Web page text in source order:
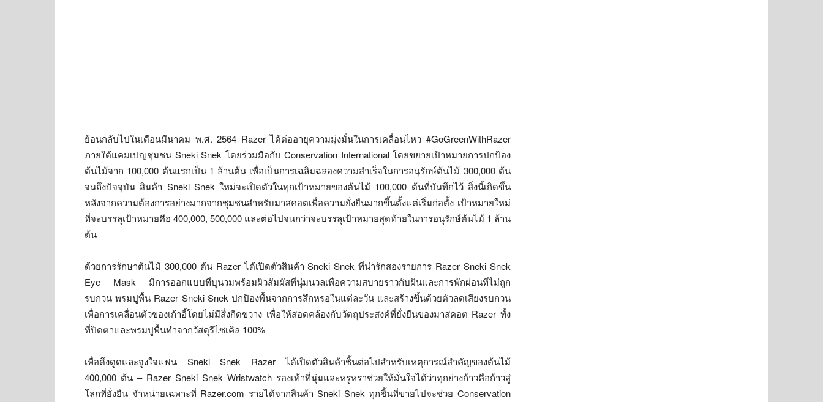
ย้อนกลับไปในเดือนมีนาคม พ.ศ. 2564 Razer ได้ต่ออายุความมุ่งมั่นในการเคลื่อนไหว #GoGreenWithRazer
ภายใต้แคมเปญชุมชน Sneki Snek โดยร่วมมือกับ Conservation International โดยขยายเป้าหมายการปกป้อง
ต้นไม้จาก 100,000 ต้นแรกเป็น 1 ล้านต้น เพื่อเป็นการเฉลิมฉลองความสำเร็จในการอนุรักษ์ต้นไม้ 300,000 ต้น
จนถึงปัจจุบัน สินค้า Sneki Snek ใหม่จะเปิดตัวในทุกเป้าหมายของต้นไม้ 100,000 ต้นที่บันทึกไว้ สิ่งนี้เกิดขึ้น
หลังจากความต้องการอย่างมากจากชุมชนสำหรับมาสคอตเพื่อความยั่งยืนมากขึ้นตั้งแต่เริ่มก่อตั้ง เป้าหมายใหม่
ที่จะบรรลุเป้าหมายคือ 400,000, 500,000 และต่อไปจนกว่าจะบรรลุเป้าหมายสุดท้ายในการอนุรักษ์ต้นไม้ 1 ล้าน
ต้น
ด้วยการรักษาต้นไม้ 300,000 ต้น Razer ได้เปิดตัวสินค้า Sneki Snek ที่น่ารักสองรายการ Razer Sneki Snek
Eye Mask มีการออกแบบที่บุนวมพร้อมผิวสัมผัสที่นุ่มนวลเพื่อความสบายราวกับฝันและการพักผ่อนที่ไม่ถูก
รบกวน พรมปูพื้น Razer Sneki Snek ปกป้องพื้นจากการสึกหรอในแต่ละวัน และสร้างขึ้นด้วยตัวลดเสียงรบกวน
เพื่อการเคลื่อนตัวของเก้าอี้โดยไม่มีสิ่งกีดขวาง เพื่อให้สอดคล้องกับวัตถุประสงค์ที่ยั่งยืนของมาสคอต Razer ทั้ง
ที่ปิดตาและพรมปูพื้นทำจากวัสดุรีไซเคิล 100%
เพื่อดึงดูดและจูงใจแฟน Sneki Snek Razer ได้เปิดตัวสินค้าชิ้นต่อไปสำหรับเหตุการณ์สำคัญของต้นไม้
400,000 ต้น – Razer Sneki Snek Wristwatch รองเท้าที่นุ่มและหรูหราช่วยให้มั่นใจได้ว่าทุกย่างก้าวคือก้าวสู่
โลกที่ยั่งยืน จำหน่ายเฉพาะที่ Razer.com รายได้จากสินค้า Sneki Snek ทุกชิ้นที่ขายไปจะช่วย Conservation